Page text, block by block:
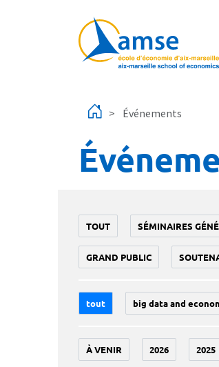
Événements
TOUT SÉMINAIRES
GRAND PUBLIC
tout big data and
À VENIR 2026 2025